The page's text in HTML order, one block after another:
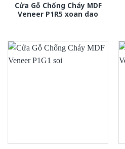
Cửa Gỗ Chống Cháy MDF
Veneer P1R5 xoan dao